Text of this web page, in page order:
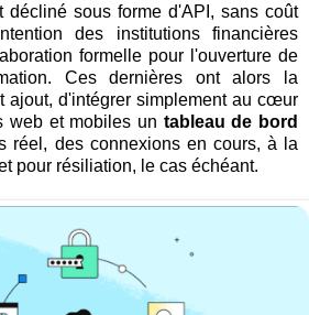
décliné sous forme d'API, sans coût
des institutions financières
formelle pour l'ouverture de
Ces dernières ont alors la
ajout, d'intégrer simplement au cœur
web et mobiles un tableau de bord
réel, des connexions en cours, à la
pour résiliation, le cas échéant.